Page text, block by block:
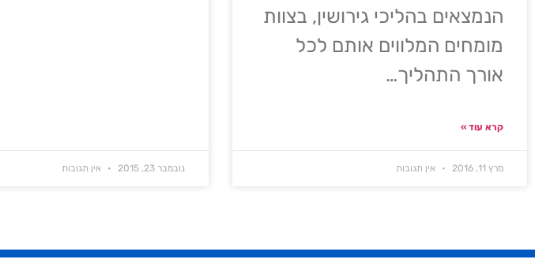
הנמצאים בהליכי גירושין, בצוות
מומחים המלווים אותם לכל
אורך התהליך…
קרא עוד »
מרץ 11, 2016 אין תגובות נובמבר 23, 2015 אין תגובות